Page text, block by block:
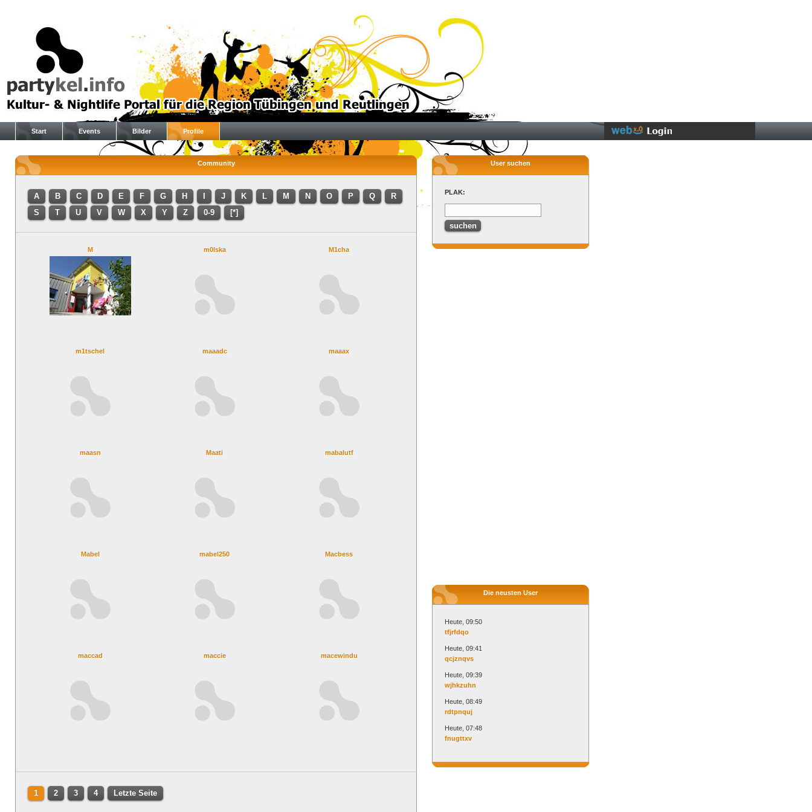
Start Events Bilder Profile
Community
A B C D E F G H J K L M N O P Q
R
S
T U V W X Y Z 0-9 [*]
M m0lska M1cha
m1tschel maaadc maaax
maasn Maati mabalutf
Mabel mabel250 Macbess
maccad maccie macewindu
1 2 3 4 Letzte Seite
User suchen
PLAK:
Die neusten User
Heute, 09:50
tfjrfdqo
Heute, 09:41
qcjznqvs
Heute, 09:39
wjhkzuhn
Heute, 08:49
rdtpnquj
Heute, 07:48
fnugttxv